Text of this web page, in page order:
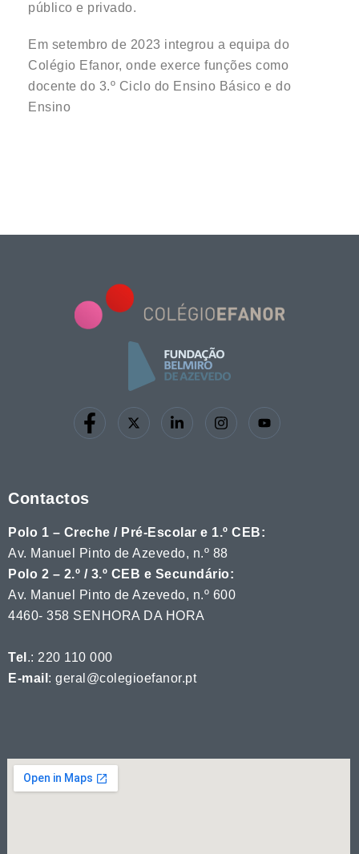
público e privado.
Em setembro de 2023 integrou a equipa do
Colégio Efanor, onde exerce funções como
docente do 3.º Ciclo do Ensino Básico e do
Ensino
Contactos
Polo 1 – Creche / Pré-Escolar e 1.º CEB:
Av. Manuel Pinto de Azevedo, n.º 88
Polo 2 – 2.º / 3.º CEB e Secundário:
Av. Manuel Pinto de Azevedo, n.º 600
4460- 358 SENHORA DA HORA
Tel .: 220 110 000
E-mail : geral@colegioefanor.pt